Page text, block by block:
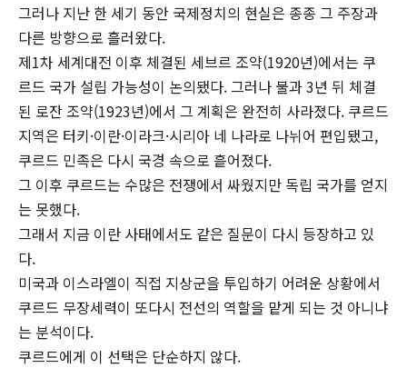
그러나 지난 한 세기 동안 국제정치의 현실은 종종 그 주장과
다른 방향으로 흘러왔다.
제1차 세계대전 이후 체결된 세브르 조약(1920년)에서는 쿠
르드 국가 설립 가능성이 논의됐다. 그러나 불과 3년 뒤 체결
된 로잔 조약(1923년)에서 그 계획은 완전히 사라졌다. 쿠르드
지역은 터키·이란·이라크·시리아 네 나라로 나뉘어 편입됐고,
쿠르드 민족은 다시 국경 속으로 흩어졌다.
그 이후 쿠르드는 수많은 전쟁에서 싸웠지만 독립 국가를 얻지
는 못했다.
그래서 지금 이란 사태에서도 같은 질문이 다시 등장하고 있
다.
미국과 이스라엘이 직접 지상군을 투입하기 어려운 상황에서
쿠르드 무장세력이 또다시 전선의 역할을 맡게 되는 것 아니냐
는 분석이다.
쿠르드에게 이 선택은 단순하지 않다.